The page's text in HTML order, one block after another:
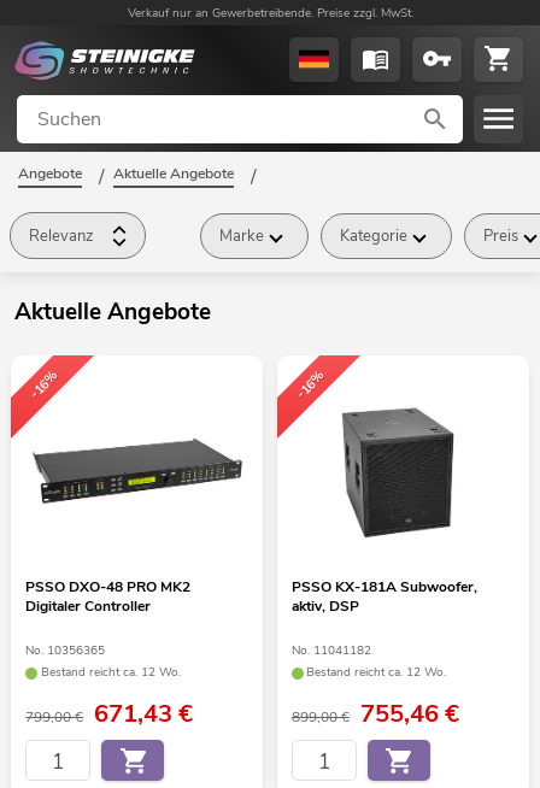
Verkauf nur an Gewerbetreibende. Preise zzgl. MwSt.
Angebote / Aktuelle Angebote /
Relevanz Marke Kategorie Preis
Aktuelle Angebote
-16%
PSSO DXO-48 PRO MK2
Digitaler Controller
No. 10356365
Bestand reicht ca. 12 Wo.
799,00 € 671,43€
-16%
PSSO KX-181A Subwoofer,
aktiv, DSP
No. 11041182
Bestand reicht ca. 12 Wo.
899,00 € 755,46€